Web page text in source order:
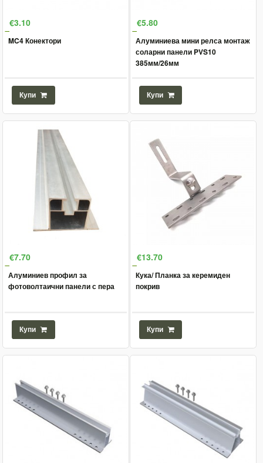
€3.10
MC4 Конектори
Купи
€5.80
Алуминиева мини релса монтаж
соларни панели PVS10
385мм/26мм
Купи
€7.70
Алуминиев профил за
фотоволтаични панели с пера
Купи
€13.70
Кука/ Планка за керемиден
покрив
Купи